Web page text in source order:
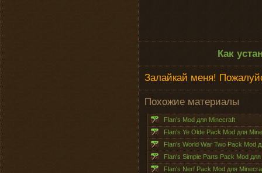
Как
Залайкай меня!
Похожие материалы
Flan’s Mod для Minecraft
Flan's Ye Olde Pack Mod для
Flan's World War Two Pack Mod
Flan's Simple Parts Pack Mod
Flan's Nerf Pack Mod для